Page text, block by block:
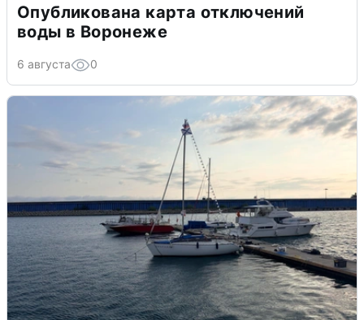
Опубликована карта отключений
воды в Воронеже
6 августа 0